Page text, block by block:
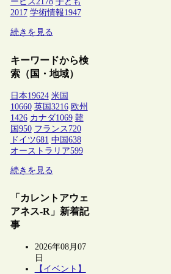
2017 学術情報1947
続きを見る
キーワードから検
索（国・地域）
日本19624 米国
10660 英国 3216 欧州
1426 カナダ1069 韓
国 950 フランス 720
ドイツ681 中国 638
オーストラリア599
続きを見る
「カレントアウェ
アネス-R」新着記
事
2026年08月07
日
【イベント】